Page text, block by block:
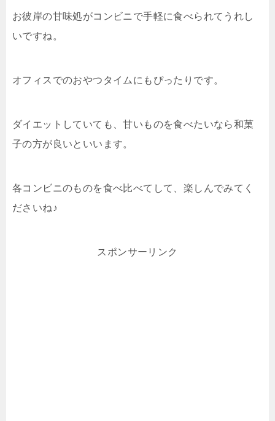
お彼岸の甘味処がコンビニで手軽に食べられてうれし
いですね。
オフィスでのおやつタイムにもぴったりです。
ダイエットしていても、甘いものを食べたいなら和菓
子の方が良いといいます。
各コンビニのものを食べ比べてして、楽しんでみてく
ださいね♪
スポンサーリンク